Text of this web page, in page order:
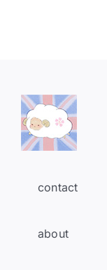
contact
about